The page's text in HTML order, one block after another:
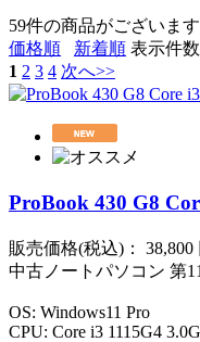
59件の商品がございます
価格順
新着順 表示件数
1 2 3 4 次へ>>
ProBook 430 G8
販売価格(税込)： 38,800
中古ノートパソコン 第
OS: Windows11 Pro
CPU: Core i3 1115G4